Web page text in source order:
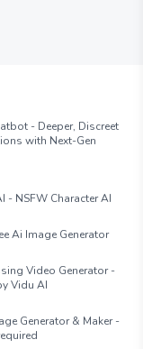
- Deeper, Discreet
with Next-Gen
- NSFW Character AI
Ai Image Generator
Video Generator -
Vidu AI
Generator & Maker -